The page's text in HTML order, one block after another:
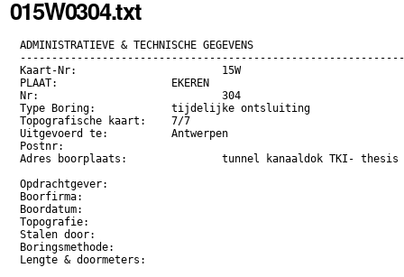
navigation
015W0304.txt
ADMINISTRATIEVE & TECHNISCHE GEGEVENS
Kaart-Nr:			15W
PLAAT:			EKEREN
Nr:				304
Type Boring:   		tijdelijke ontsluiting
Topografische kaart:	7/7
Uitgevoerd te:		Antwerpen
Postnr:
Adres boorplaats:		tunnel kanaaldok TKI- thesis P.Laga
Opdrachtgever:
Boorfirma:
Boordatum:
Topografie:
Stalen door:
Boringsmethode:
Lengte & doormeters: